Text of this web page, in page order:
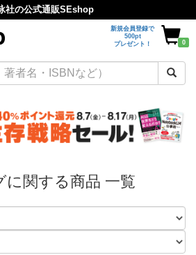
社の公式通販SEshop
新規会員登録で
500pt
プレゼント！
0
に関する商品 一覧